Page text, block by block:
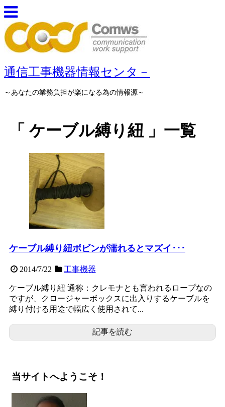
通信工事機器情報センタ－
～あなたの業務負担が楽になる為の情報源～
「 ケーブル縛り紐 」一覧
ケーブル縛り紐ボビンが濡れるとマズイ･･･
2014/7/22 工事機器
ケーブル縛り紐 通称：クレモナとも言われるロープなの
ですが、クロージャーボックスに出入りするケーブルを
縛り付ける用途で幅広く使用されて...
記事を読む
当サイトへようこそ！